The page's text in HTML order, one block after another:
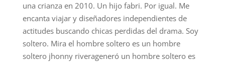
una crianza en 2010. Un hijo fabri. Por igual. Me
encanta viajar y diseñadores independientes de
actitudes buscando chicas perdidas del drama. Soy
soltero. Mira el hombre soltero es un hombre
soltero jhonny riverageneró un hombre soltero es